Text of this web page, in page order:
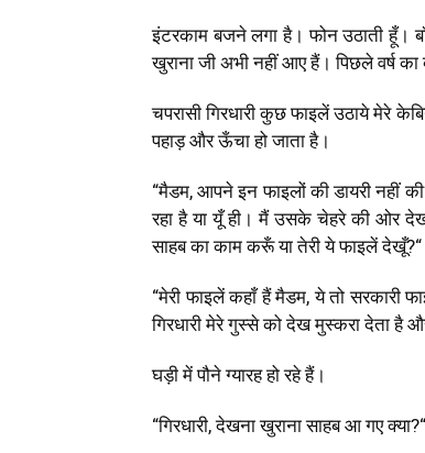
इंटरकाम बजने लगा है। फोन उठाती हूँ।
खुराना जी अभी नहीं आए हैं। पिछले वर्ष का
चपरासी गिरधारी कुछ फाइलें उठाये मेरे
पहाड़ और ऊँचा हो जाता है।
“मैडम,आपने इन फाइलों की डायरी नहीं की
रहा है या यूँ ही। मैं उसके चेहरे की ओर
साहब का काम करूँ या तेरी ये फाइलें देखूँ?“
“मेरी फाइलें कहाँ हैं मैडम,ये तो सरकारी
गिरधारी मेरे गुस्से को देख मुस्करा देता है
घड़ी में पौने ग्यारह हो रहे हैं।
“गिरधारी,देखना खुराना साहब आ गए क्या?“